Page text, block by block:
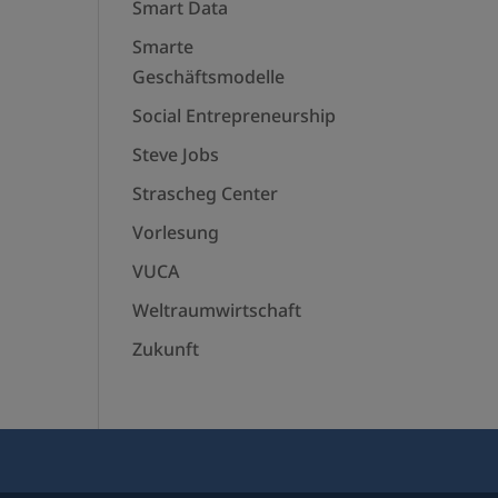
Smart Data
Smarte
Geschäftsmodelle
Social Entrepreneurship
Steve Jobs
Strascheg Center
Vorlesung
VUCA
Weltraumwirtschaft
Zukunft